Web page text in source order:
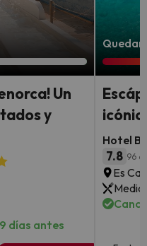
Un
y
días antes
Quedan
Hotel
7.8 96
Es
Media